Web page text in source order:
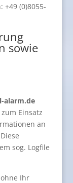
+49 (0)8055-
sowie
alarm.de
Einsatz
an
sog. Logfile
Ihr